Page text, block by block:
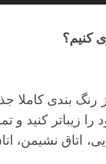
کنیم؟
رنگ بندی کاملا
را زیباتر کنید و
اتاق نشیمن،